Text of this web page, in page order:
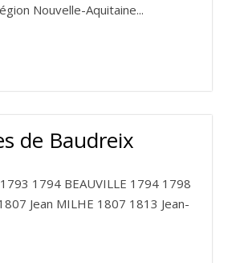
Nouvelle-Aquitaine...
de Baudreix
1793 1794 BEAUVILLE 1794 1798
Jean MILHE 1807 1813 Jean-